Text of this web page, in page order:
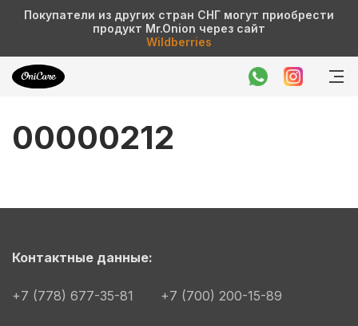
Покупатели из других стран СНГ могут приобрести
продукт Mr.Onion через сайт
Wildberries
00000212
Контактные данные:
+7 (778) 677-35-81 +7 (700) 200-15-89